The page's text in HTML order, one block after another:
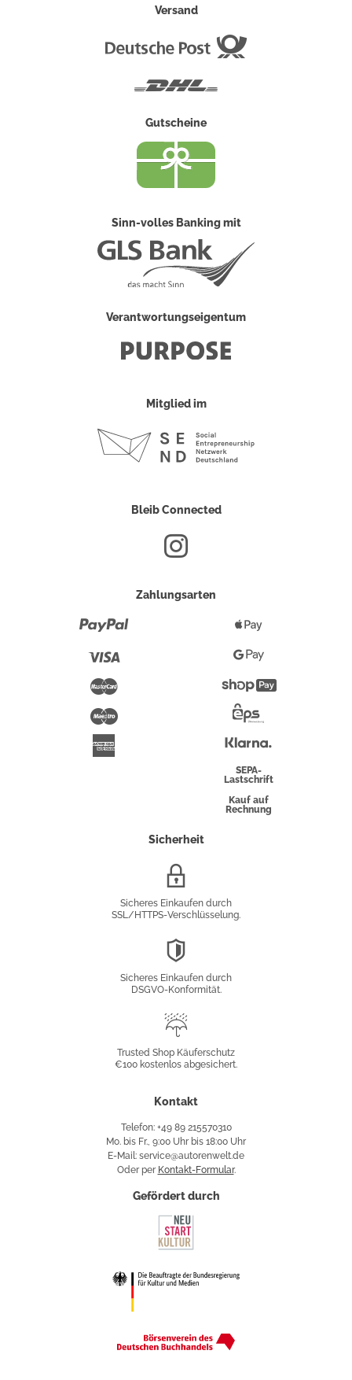
Versand
Gutscheine
Sinn-volles Banking mit
Verantwortungseigentum
Mitglied im
Bleib Connected
Zahlungsarten
Maestro
Pay
Google
Pay
Überweisung
SEPA-
Lastschrift
Kauf auf
Rechnung
Sicherheit
Sicheres Einkaufen durch
SSL/HTTPS-Verschlüsselung.
Sicheres Einkaufen durch
DSGVO-Konformität.
Käuferschutz
Trusted Shop Käuferschutz
€100 kostenlos abgesichert.
Kontakt
Telefon: +49 89 215570310
Mo. bis Fr., 9:00 Uhr bis 18:00 Uhr
E-Mail: service@autorenwelt.de
Oder per Kontakt-Formular.
Gefördert durch